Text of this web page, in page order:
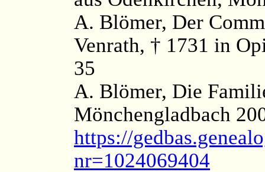
A. Blömer, Der
Venrath, † 1731 in
35
A. Blömer, Die
Mönchengladbach
https://
nr=1024069404